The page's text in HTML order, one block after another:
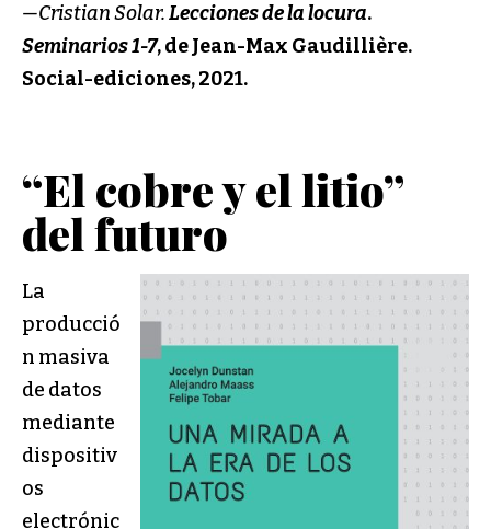
—Cristian Solar.Lecciones de la locura.
Seminarios 1-7, de Jean-Max Gaudillière.
Social-ediciones, 2021.
“El cobre y el litio”
del futuro
La
producció
n masiva
de datos
mediante
dispositiv
os
electrónic